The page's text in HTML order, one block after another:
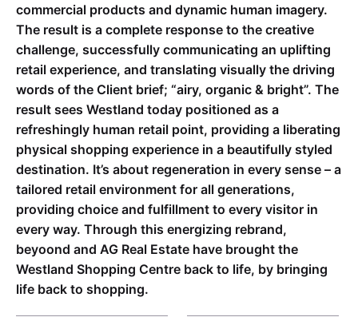
commercial products and dynamic human imagery.
The result is a complete response to the creative
challenge, successfully communicating an uplifting
retail experience, and translating visually the driving
words of the Client brief; “airy, organic & bright”. The
result sees Westland today positioned as a
refreshingly human retail point, providing a liberating
physical shopping experience in a beautifully styled
destination. It’s about regeneration in every sense – a
tailored retail environment for all generations,
providing choice and fulfillment to every visitor in
every way. Through this energizing rebrand,
beyoond and AG Real Estate have brought the
Westland Shopping Centre back to life, by bringing
life back to shopping.